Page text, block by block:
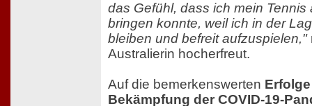
das Gefühl, dass ich mein
bringen konnte, weil ich in der
bleiben und befreit aufzuspielen,"
Australierin hocherfreut.
Auf die bemerkenswerten
Bekämpfung der COVID-19-